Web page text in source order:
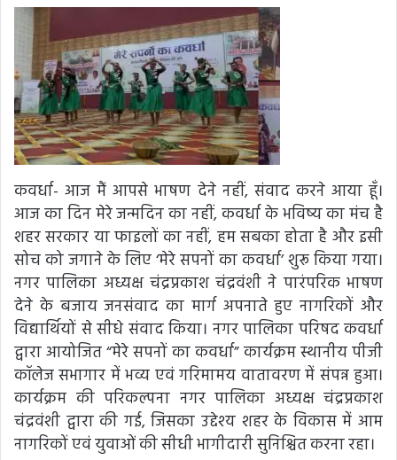
कवर्धा- आज मैं आपसे भाषण देने नहीं, संवाद करने आया हूँ।
आज का दिन मेरे जन्मदिन का नहीं, कवर्धा के भविष्य का मंच है
शहर सरकार या फाइलों का नहीं, हम सबका होता है और इसी
सोच को जगाने के लिए ‘मेरे सपनों का कवर्धा’ शुरू किया गया।
नगर पालिका अध्यक्ष चंद्रप्रकाश चंद्रवंशी ने पारंपरिक भाषण
देने के बजाय जनसंवाद का मार्ग अपनाते हुए नागरिकों और
विद्यार्थियों से सीधे संवाद किया। नगर पालिका परिषद कवर्धा
द्वारा आयोजित “मेरे सपनों का कवर्धा” कार्यक्रम स्थानीय पीजी
कॉलेज सभागार में भव्य एवं गरिमामय वातावरण में संपन्न हुआ।
कार्यक्रम की परिकल्पना नगर पालिका अध्यक्ष चंद्रप्रकाश
चंद्रवंशी द्वारा की गई, जिसका उद्देश्य शहर के विकास में आम
नागरिकों एवं युवाओं की सीधी भागीदारी सुनिश्चित करना रहा।